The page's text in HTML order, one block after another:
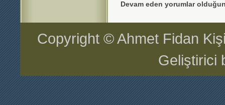
Devam eden yorumlar
Copyright © Ahmet Fidan
Geliştirici